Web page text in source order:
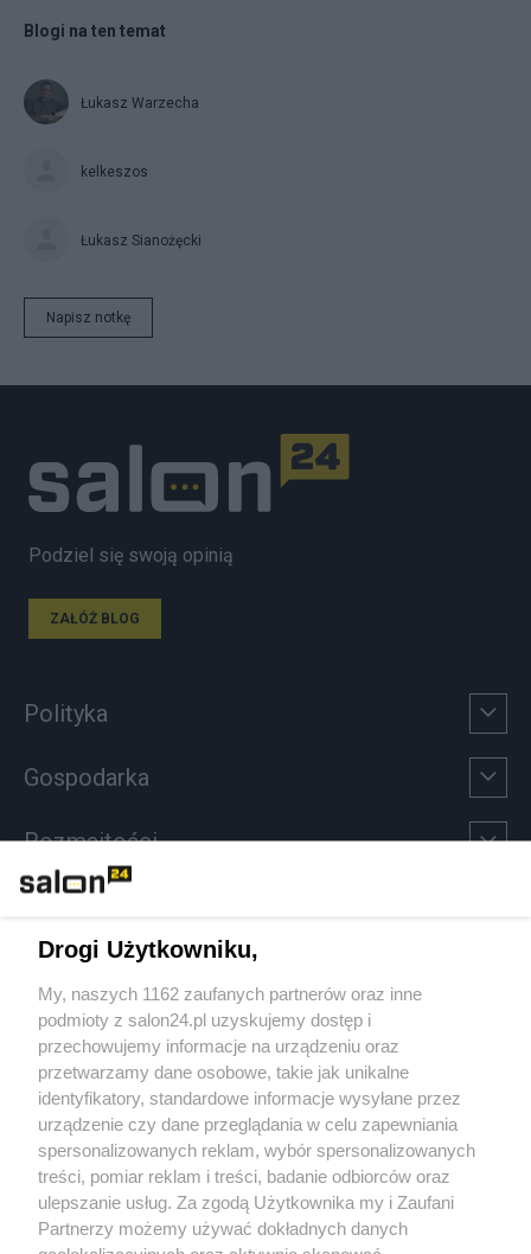
Blogi na ten temat
Łukasz Warzecha
kelkeszos
Łukasz Sianożęcki
Napisz notkę
Podziel się swoją opinią
ZAŁÓŻ BLOG
Polityka
Gospodarka
Rozmaitości
Sport
Społeczeństwo
Kultura
X Facebook Instagram Youtube
Drogi Użytkowniku,
My, naszych 1162 zaufanych partnerów oraz inne
podmioty z salon24.pl uzyskujemy dostęp i
przechowujemy informacje na urządzeniu oraz
przetwarzamy dane osobowe, takie jak unikalne
identyfikatory, standardowe informacje wysyłane przez
urządzenie czy dane przeglądania w celu zapewniania
spersonalizowanych reklam, wybór spersonalizowanych
treści, pomiar reklam i treści, badanie odbiorców oraz
ulepszanie usług. Za zgodą Użytkownika my i Zaufani
Partnerzy możemy używać dokładnych danych